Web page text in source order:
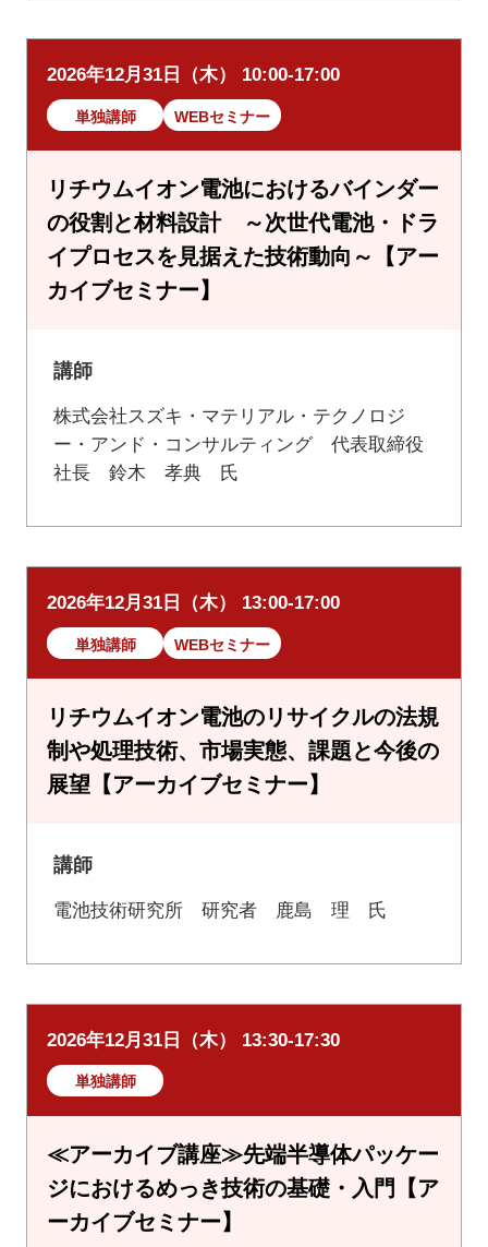
2026年12月31日（木） 10:00-17:00
単独講師 WEBセミナー
リチウムイオン電池におけるバインダー
の役割と材料設計 ～次世代電池・ドラ
イプロセスを見据えた技術動向～【アー
カイブセミナー】
講師
株式会社スズキ・マテリアル・テクノロジ
ー・アンド・コンサルティング 代表取締役
社長 鈴木 孝典 氏
2026年12月31日（木） 13:00-17:00
単独講師 WEBセミナー
リチウムイオン電池のリサイクルの法規
制や処理技術、市場実態、課題と今後の
展望【アーカイブセミナー】
講師
電池技術研究所 研究者 鹿島 理 氏
2026年12月31日（木） 13:30-17:30
単独講師
≪アーカイブ講座≫先端半導体パッケー
ジにおけるめっき技術の基礎・入門【ア
ーカイブセミナー】